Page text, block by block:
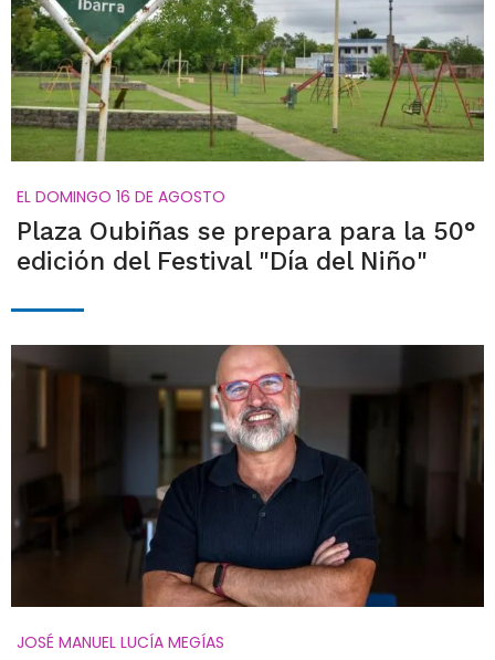
EL DOMINGO 16 DE AGOSTO
Plaza Oubiñas se prepara para la 50°
edición del Festival "Día del Niño"
JOSÉ MANUEL LUCÍA MEGÍAS